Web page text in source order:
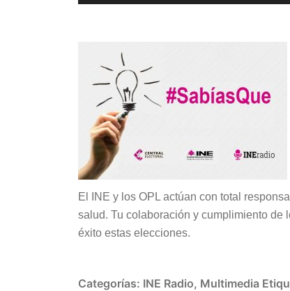
El INE y los OPL actúan con total
salud. Tu colaboración y cumplimiento de
éxito estas elecciones.
Categorías: INE Radio, Multimedia